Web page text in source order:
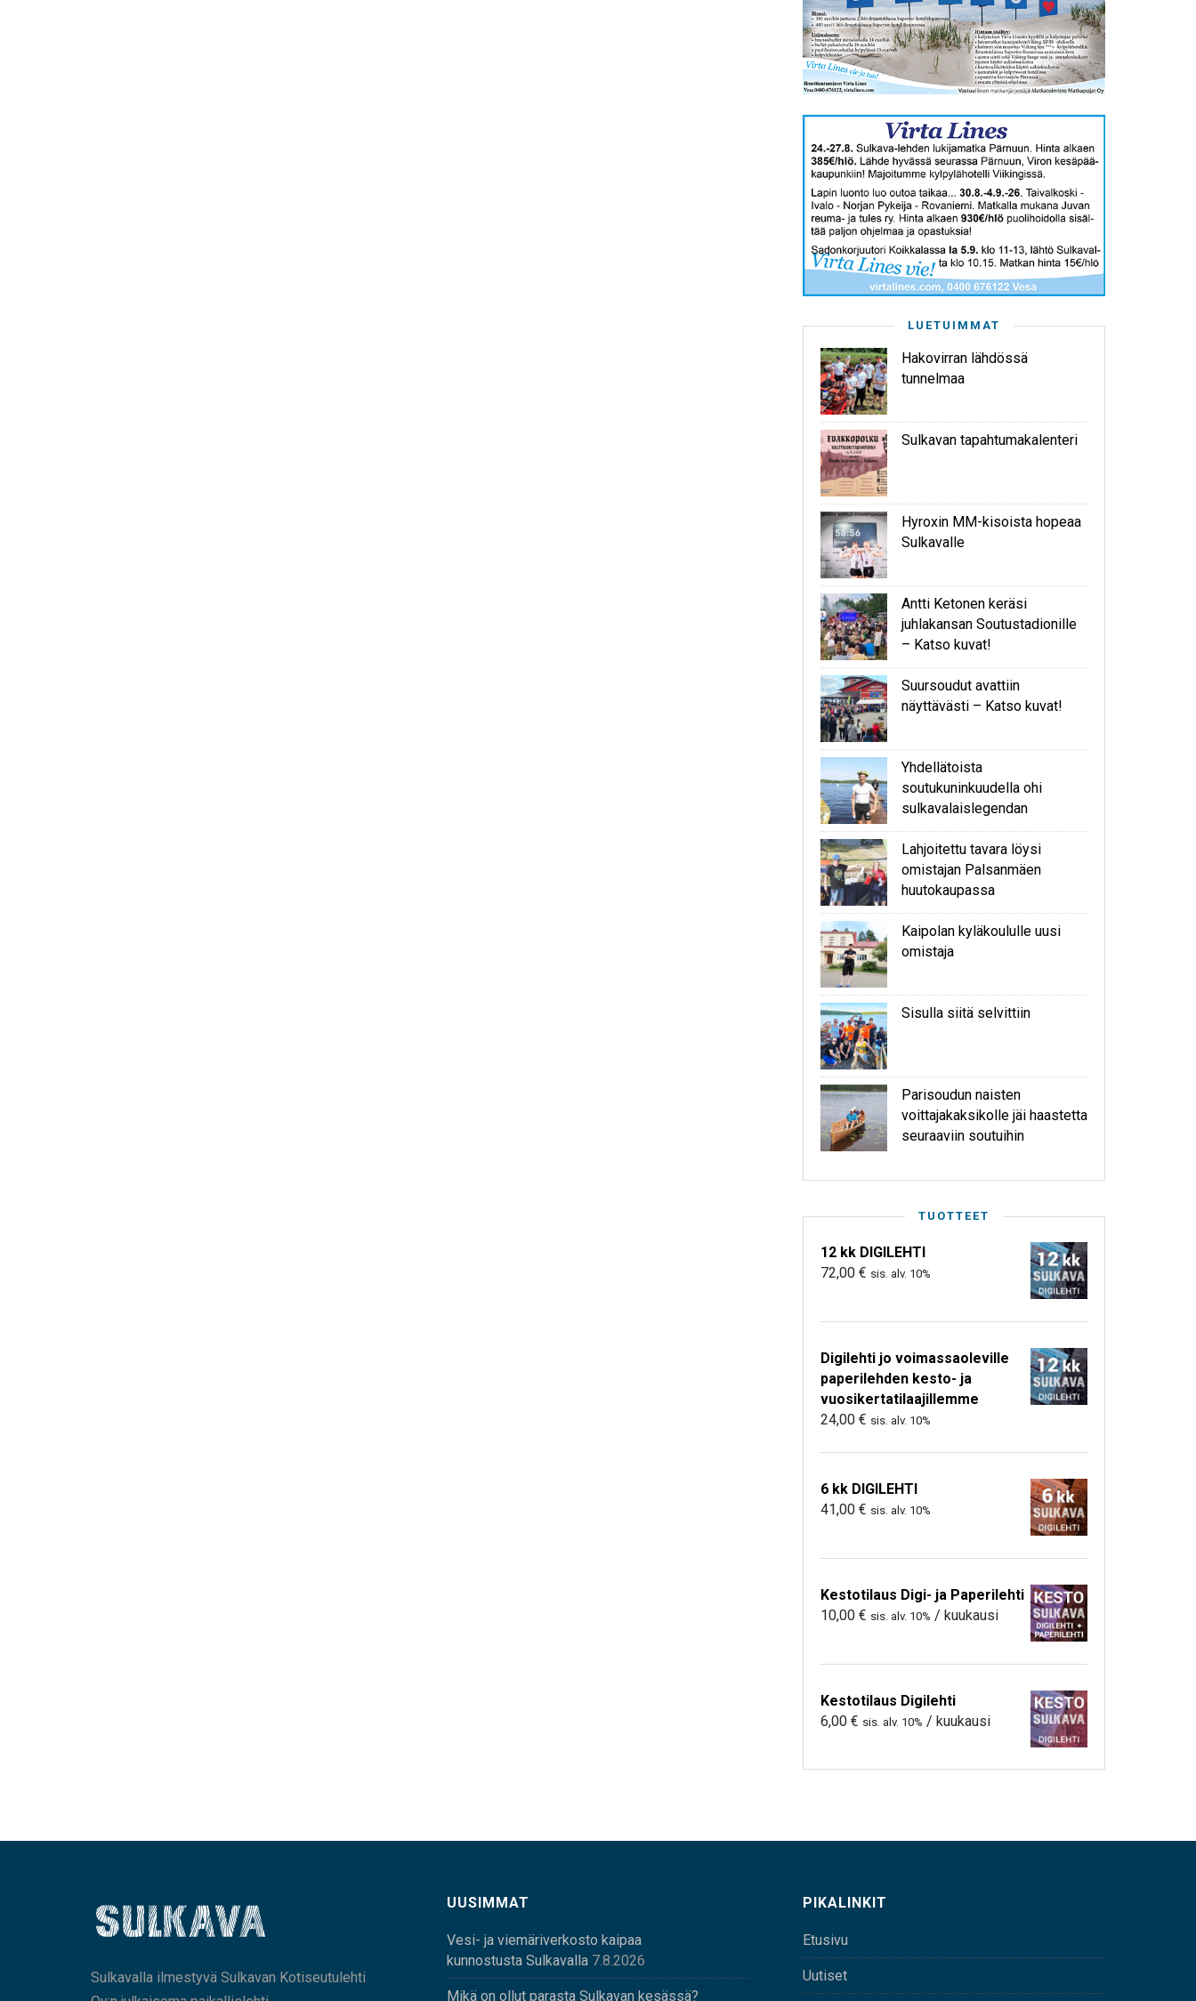
LUETUIMMAT
Hakovirran lähdössä
tunnelmaa
Sulkavan tapahtumakalenteri
Hyroxin MM-kisoista hopeaa
Sulkavalle
Antti Ketonen keräsi
juhlakansan Soutustadionille
– Katso kuvat!
Suursoudut avattiin
näyttävästi – Katso kuvat!
Yhdellätoista
soutukuninkuudella ohi
sulkavalaislegendan
Lahjoitettu tavara löysi
omistajan Palsanmäen
huutokaupassa
Kaipolan kyläkoululle uusi
omistaja
Sisulla siitä selvittiin
Parisoudun naisten
voittajakaksikolle jäi haastetta
seuraaviin soutuihin
TUOTTEET
12 kk DIGILEHTI
72,00 € sis. alv. 10%
Digilehti jo voimassaoleville
paperilehden kesto- ja
vuosikertatilaajillemme
24,00 € sis. alv. 10%
6 kk DIGILEHTI
41,00 € sis. alv. 10%
Kestotilaus Digi- ja Paperilehti
10,00 € sis. alv. 10% / kuukausi
Kestotilaus Digilehti
6,00 € sis. alv. 10% / kuukausi
Sulkavalla ilmestyvä Sulkavan Kotiseutulehti
UUSIMMAT
Vesi- ja viemäriverkosto kaipaa
kunnostusta Sulkavalla 7.8.2026
Mikä on ollut parasta Sulkavan kesässä?
PIKALINKIT
Etusivu
Uutiset